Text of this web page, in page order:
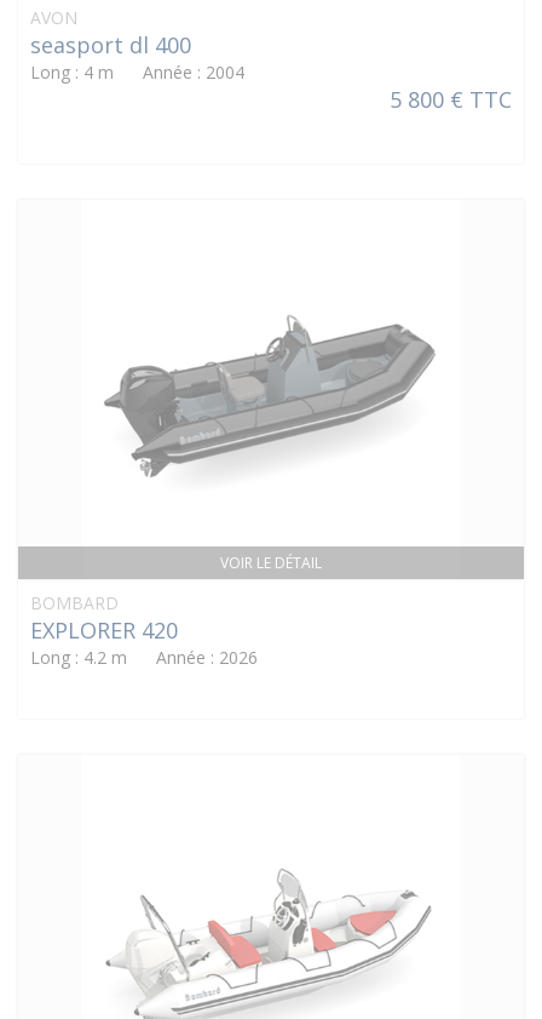
AVON
seasport dl 400
Long : 4 m Année : 2004
5 800 € TTC
VOIR LE DÉTAIL
BOMBARD
EXPLORER 420
Long : 4.2 m Année : 2026